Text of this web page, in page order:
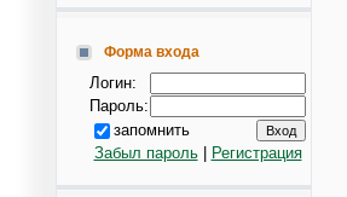
Форма входа
Логин:
Пароль:
запомнить
Забыл пароль| Регистрация